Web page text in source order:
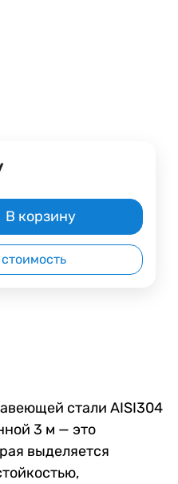
В корзину
стали AISI304
3 м — это
выделяется